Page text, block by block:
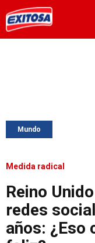
Mundo
Medida radical
Reino
redes
años: ¿Eso